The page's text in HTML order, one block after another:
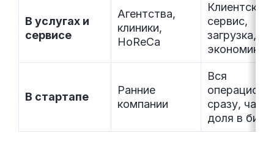
В услугах и
сервисе
Агентства,
клиники,
HoReCa
Клиентский
сервис,
загрузка,
экономика
В стартапе
Ранние
компании
Вся
сразу,
доля в